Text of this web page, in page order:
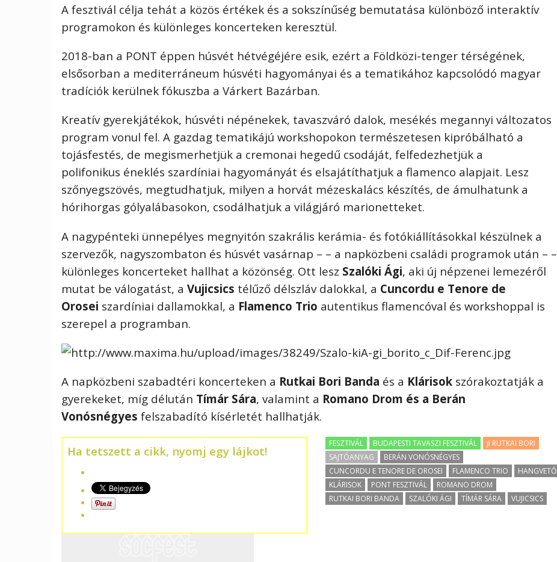
A fesztivál célja tehát a közös értékek és a sokszínűség bemutatása különböző interaktív
programokon és különleges koncerteken keresztül.
2018-ban a PONT éppen húsvét hétvégéjére esik, ezért a Földközi-tenger térségének,
elsősorban a mediterráneum húsvéti hagyományai és a tematikához kapcsolódó magyar
tradíciók kerülnek fókuszba a Várkert Bazárban.
Kreatív gyerekjátékok, húsvéti népénekek, tavaszváró dalok, mesékés megannyi változatos
program vonul fel. A gazdag tematikájú workshopokon természetesen kipróbálható a
tojásfestés, de megismerhetjük a cremonai hegedű csodáját, felfedezhetjük a
polifonikus éneklés szardíniai hagyományát és elsajátíthatjuk a flamenco alapjait. Lesz
szőnyegszövés, megtudhatjuk, milyen a horvát mézeskalács készítés, de ámulhatunk a
hórihorgas gólyalábasokon, csodálhatjuk a világjáró marionetteket.
A nagypénteki ünnepélyes megnyitón szakrális kerámia- és fotókiállításokkal készülnek a
szervezők, nagyszombaton és húsvét vasárnap – – a napközbeni családi programok után – –
különleges koncerteket hallhat a közönség. Ott lesz Szalóki Ági, aki új népzenei lemezéről
mutat be válogatást, a Vujicsics télűző délszláv dalokkal, a Cuncordu e Tenore de
Orosei szardíniai dallamokkal, a Flamenco Trio autentikus flamencóval és workshoppal is
szerepel a programban.
A napközbeni szabadtéri koncerteken a Rutkai Bori Banda és a Klárisok szórakoztatják a
gyerekeket, míg délután Tímár Sára, valamint a Romano Drom és a Berán
Vonósnégyes felszabadító kísérletét hallhatják.
Ha tetszett a cikk, nyomj egy lájkot!
FESZTIVÁL BUDAPESTI TAVASZI FESZTIVÁL
RUTKAI BORI
SAJTÓANYAG
BERÁN VONÓSNÉGYES
CUNCORDU E TENORE DE OROSEI
FLAMENCO TRIO
HANGVETŐ
KLÁRISOK
PONT FESZTIVÁL
ROMANO DROM
RUTKAI BORI BANDA
SZALÓKI ÁGI TÍMÁR SÁRA VUJICSICS